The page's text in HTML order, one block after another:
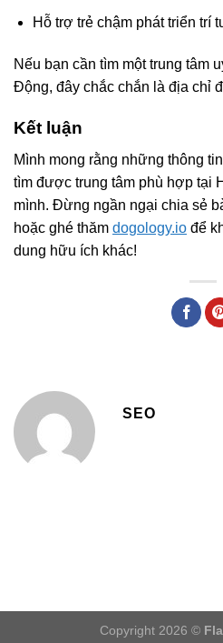
Hỗ trợ trẻ chậm phát triển trí
Nếu bạn cần tìm một trung tâm
Động, đây chắc chắn là địa chỉ
Kết luận
Mình mong rằng những thông
tìm được trung tâm phù hợp tại
mình. Đừng ngần ngại chia sẻ
hoặc ghé thăm dogology.io để
dung hữu ích khác!
SEO
Copyright 2026 ©